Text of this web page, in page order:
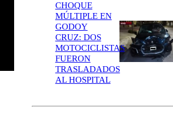
CHOQUE
MÚLTIPLE EN
GODOY
CRUZ: DOS
MOTOCICLISTAS
FUERON
TRASLADADOS
AL HOSPITAL